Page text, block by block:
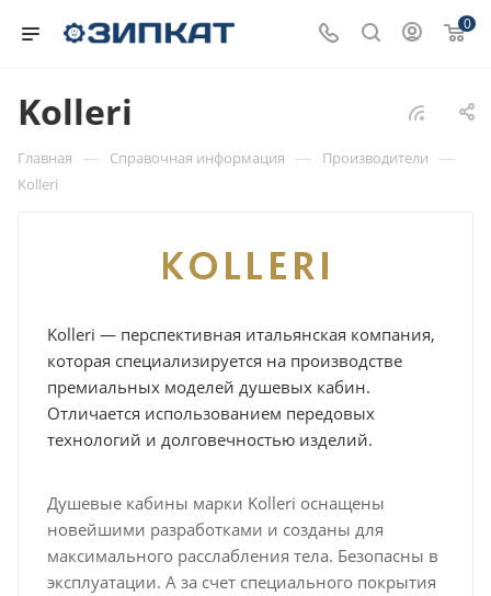
0
Kolleri
Главная — Справочная информация — Производители —
Kolleri
Kolleri — перспективная итальянская компания,
которая специализируется на производстве
премиальных моделей душевых кабин.
Отличается использованием передовых
технологий и долговечностью изделий.
Душевые кабины марки Kolleri оснащены
новейшими разработками и созданы для
максимального расслабления тела. Безопасны в
эксплуатации. А за счет специального покрытия